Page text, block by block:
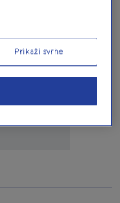
Prikaži svrhe